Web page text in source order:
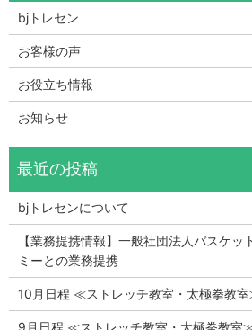
bjトレセン
お客様の声
お役立ち情報
お知らせ
bjトレセンについて
【業務提携情報】一般社団法人バスケ
ミーとの業務提携
10月日程 ≪ストレッチ教室・太極拳教
9月日程 ≪ストレッチ教室・太極拳教室